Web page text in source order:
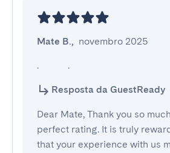
Mate B., novembro 2025
.            .
Resposta da GuestReady
Dear Mate, Thank you so
perfect rating. It is truly
that your experience with us